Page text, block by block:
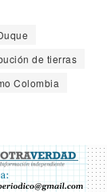
de tierras
Colombia